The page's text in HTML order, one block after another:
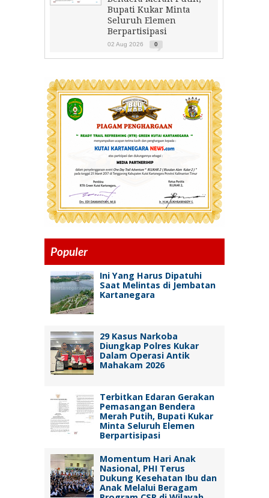
Bupati Kukar Minta
Seluruh Elemen
Berpartisipasi
02 Aug 2026 0
Populer
Ini Yang Harus Dipatuhi
Saat Melintas di Jembatan
Kartanegara
29 Kasus Narkoba
Diungkap Polres Kukar
Dalam Operasi Antik
Mahakam 2026
Terbitkan Edaran Gerakan
Pemasangan Bendera
Merah Putih, Bupati Kukar
Minta Seluruh Elemen
Berpartisipasi
Momentum Hari Anak
Nasional, PHI Terus
Dukung Kesehatan Ibu dan
Anak Melalui Beragam